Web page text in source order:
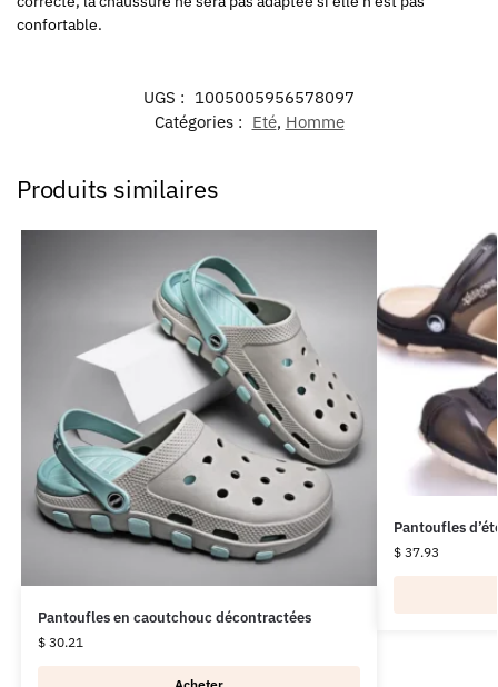
confortable.
UGS : 1005005956578097
Catégories : Eté, Homme
Produits similaires
Pantoufles en caoutchouc décontractées
$30.21
Pantoufles
$37.93